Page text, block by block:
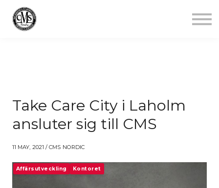
Take Care City i Laholm
ansluter sig till CMS
11 MAY, 2021 / CMS NORDIC
Affärsutveckling Kontoret